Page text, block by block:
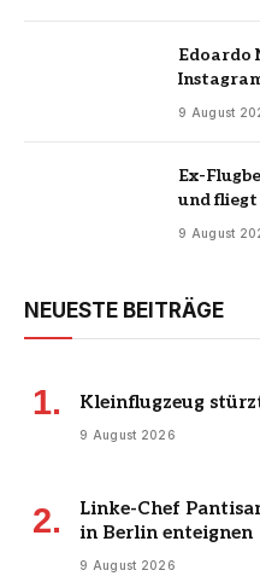
Edoardo
9 August
Ex-
und
9 August
NEUESTE BEITRÄGE
Kleinflugzeug
9 August 2026
Linke-Chef
in Berlin enteignen
9 August 2026